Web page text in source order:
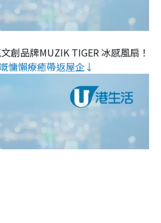
創品牌MUZIK TIGER 冰感風扇！
慵懶療癒帶返屋企↓